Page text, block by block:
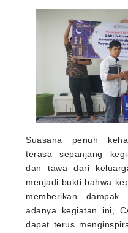
Suasana penuh
terasa sepanjang
dan tawa dari
menjadi bukti bahwa
memberikan
adanya kegiatan ini,
dapat terus